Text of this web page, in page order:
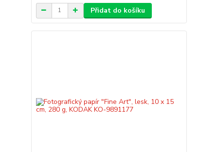
Přidat do košíku